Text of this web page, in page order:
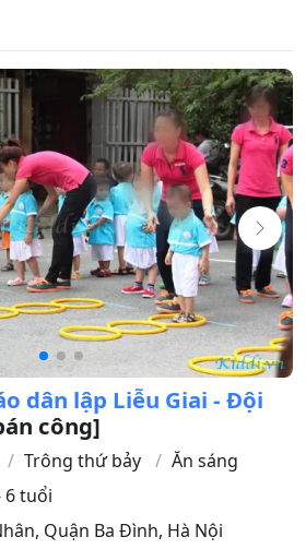
dân lập Liễu Giai - Đội
công]
Trông thứ bảy
Ăn sáng
6 tuổi
, Quận Ba Đình, Hà Nội